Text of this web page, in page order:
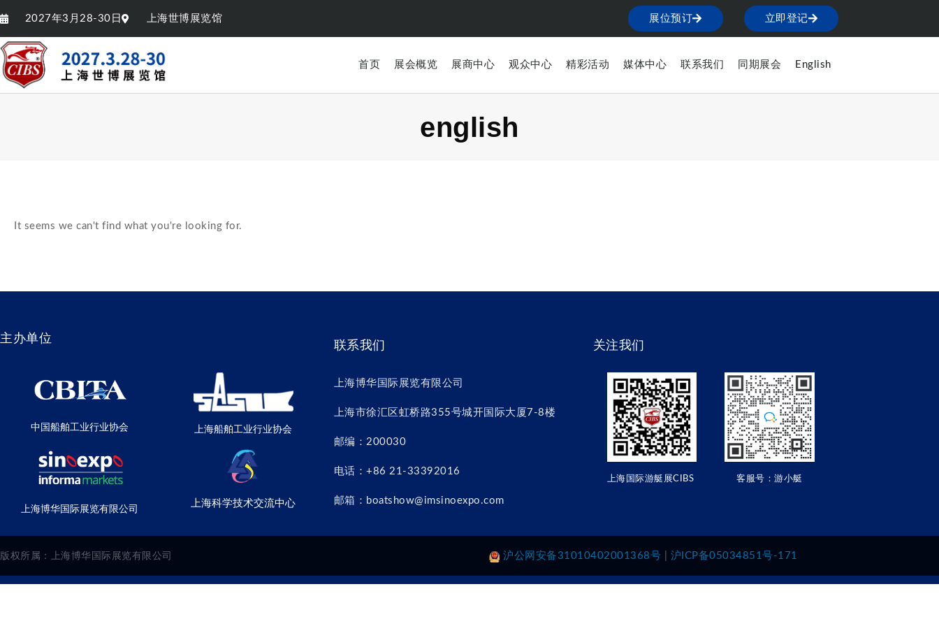
2027年3月28-30日 上海世博展览馆 展位预订 立即登记
首页 展会概览 展商中心 观众中心 精彩活动 媒体中心 联系我们 同期展会 English
english
It seems we can't find what you're looking for.
主办单位
中国船舶工业行业协会
上海博华国际展览有限公司
上海船舶工业行业协会
上海科学技术交流中心
联系我们
上海博华国际展览有限公司
上海市徐汇区虹桥路355号城开国际大厦7-8楼
邮编：200030
电话：+86 21-33392016
邮箱：boatshow@imsinoexpo.com
关注我们
上海国际游艇展CIBS 客服号：游小艇
版权所属：上海博华国际展览有限公司 沪公网安备31010402001368号 沪ICP备05034851号-171